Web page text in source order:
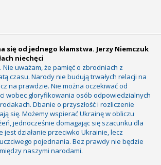
się od jednego kłamstwa. Jerzy Niemczuk
niechęci
uważam, że pamięć o zbrodniach z
czasu. Narody nie budują trwałych relacji na
na prawdzie. Nie można oczekiwać od
wobec gloryfikowania osób odpowiedzialnych
Dbanie o przyszłość i rozliczenie
się. Możemy wspierać Ukrainę w obliczu
jednocześnie domagając się szacunku dla
jest działanie przeciwko Ukrainie, lecz
pojednania. Bez prawdy nie będzie
naszymi narodami.